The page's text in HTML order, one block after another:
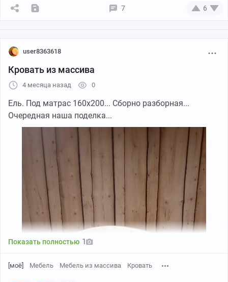
На этом фото я крашу рога у быка на кухне))))), в
комментариях много чего узнал о себе и как мне
поступить)))!
Уважаю мнение каждого комментатора, спасибо
прислушаюсь!!!!
Кухней дело не закончилось!
Там место маловато пошёл в комнату побольше
собирать
7 6
user8363618
Кровать из массива
4 месяца назад 0
Ель. Под матрас 160х200... Сборно разборная...
Очередная наша поделка...
Показать полностью 1
[моё] Мебель Мебель из массива Кровать